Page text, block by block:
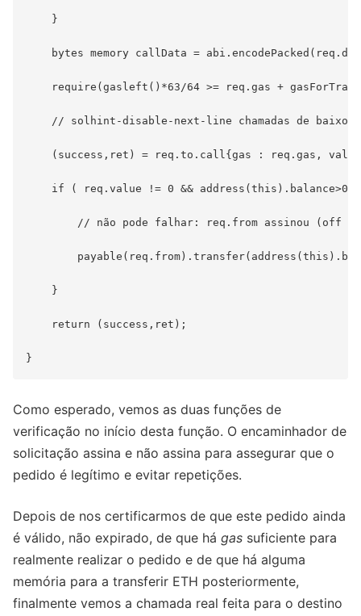
    }
bytes memory callData =
require(gasleft()*63/64 >= req.gas +
// solhint-disable-next-line chamadas de baixo
(success,ret) = req.to.call{gas : req.gas,
if ( req.value != 0 && address(this).balance>0
// não pode falhar: req.from assinou (off
    }
    return (success,ret);
Como esperado, vemos as duas funções de
verificação no início desta função. O encaminhador de
solicitação assina e não assina para assegurar que o
pedido é legítimo e evitar repetições.
Depois de nos certificarmos de que este pedido ainda
é válido, não expirado, de que há gas suficiente para
realmente realizar o pedido e de que há alguma
memória para a transferir ETH posteriormente,
finalmente vemos a chamada real feita para o destino